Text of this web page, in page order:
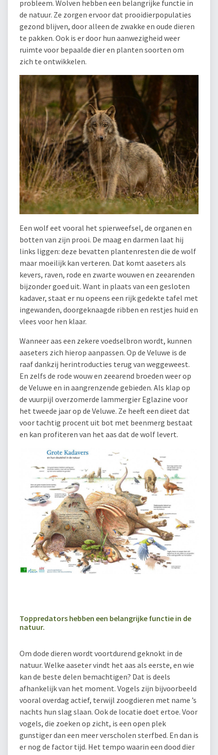
probleem. Wolven hebben een belangrijke functie in
de natuur. Ze zorgen ervoor dat prooidierpopulaties
gezond blijven, door alleen de zwakke en oude dieren
te pakken. Ook is er door hun aanwezigheid weer
ruimte voor bepaalde dier en planten soorten om
zich te ontwikkelen.
Een wolf eet vooral het spierweefsel, de organen en
botten van zijn prooi. De maag en darmen laat hij
links liggen: deze bevatten plantenresten die de wolf
maar moeilijk kan verteren. Dat komt aaseters als
kevers, raven, rode en zwarte wouwen en zeearenden
bijzonder goed uit. Want in plaats van een gesloten
kadaver, staat er nu opeens een rijk gedekte tafel met
ingewanden, doorgeknaagde ribben en restjes huid en
vlees voor hen klaar.
Wanneer aas een zekere voedselbron wordt, kunnen
aaseters zich hierop aanpassen. Op de Veluwe is de
raaf dankzij herintroducties terug van weggeweest.
En zelfs de rode wouw en zeearend broeden weer op
de Veluwe en in aangrenzende gebieden. Als klap op
de vuurpijl overzomerde lammergier Eglazine voor
het tweede jaar op de Veluwe. Ze heeft een dieet dat
voor tachtig procent uit bot met beenmerg bestaat
en kan profiteren van het aas dat de wolf levert.
Toppredators hebben een belangrijke functie in de
natuur.
Om dode dieren wordt voortdurend geknokt in de
natuur. Welke aaseter vindt het aas als eerste, en wie
kan de beste delen bemachtigen? Dat is deels
afhankelijk van het moment. Vogels zijn bijvoorbeeld
vooral overdag actief, terwijl zoogdieren met name ’s
nachts hun slag slaan. Ook de locatie doet ertoe. Voor
vogels, die zoeken op zicht, is een open plek
gunstiger dan een meer verscholen sterfbed. En dan is
er nog de factor tijd. Het tempo waarin een dood dier